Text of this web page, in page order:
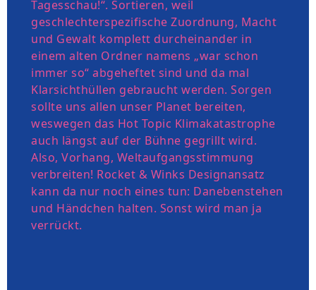
Tagesschau!“. Sortieren, weil
geschlechterspezifische Zuordnung, Macht
und Gewalt komplett durcheinander in
einem alten Ordner namens „war schon
immer so“ abgeheftet sind und da mal
Klarsichthüllen gebraucht werden. Sorgen
sollte uns allen unser Planet bereiten,
weswegen das Hot Topic Klimakatastrophe
auch längst auf der Bühne gegrillt wird.
Also, Vorhang, Weltaufgangsstimmung
verbreiten! Rocket & Winks Designansatz
kann da nur noch eines tun: Danebenstehen
und Händchen halten. Sonst wird man ja
verrückt.